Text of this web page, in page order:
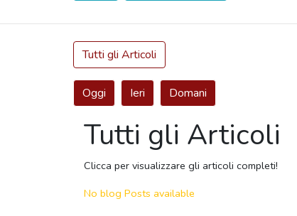
Tutti gli Articoli
Oggi Ieri Domani
Tutti gli Articoli
Clicca per visualizzare gli articoli completi!
No blog Posts available